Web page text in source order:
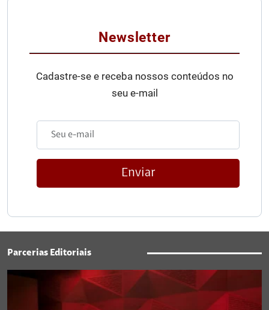
Newsletter
Cadastre-se e receba nossos conteúdos no
seu e-mail
Enviar
Parcerias Editoriais